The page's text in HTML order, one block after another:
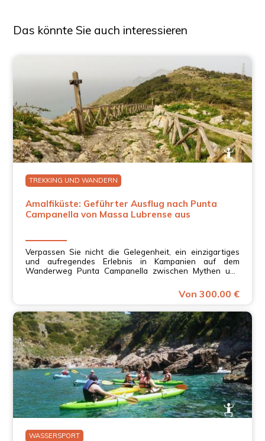
Das könnte Sie auch interessieren
TREKKING UND WANDERN
Amalfiküste: Geführter Ausflug nach Punta
Campanella von Massa Lubrense aus
Verpassen Sie nicht die Gelegenheit, ein einzigartiges
und aufregendes Erlebnis in Kampanien auf dem
Wanderweg Punta Campanella zwischen Mythen und
Von 300.00 €
WASSERSPORT